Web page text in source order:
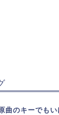
曲のキーでも